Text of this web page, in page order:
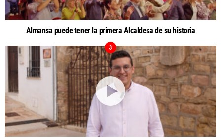
Almansa puede tener la primera Alcaldesa de su historia